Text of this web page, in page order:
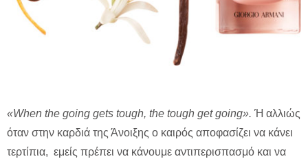
«When the going gets tough, the tough get going». Ή αλλιώς
όταν στην καρδιά της Άνοιξης ο καιρός αποφασίζει να κάνει
τερτίπια, εμείς πρέπει να κάνουμε αντιπερισπασμό και να